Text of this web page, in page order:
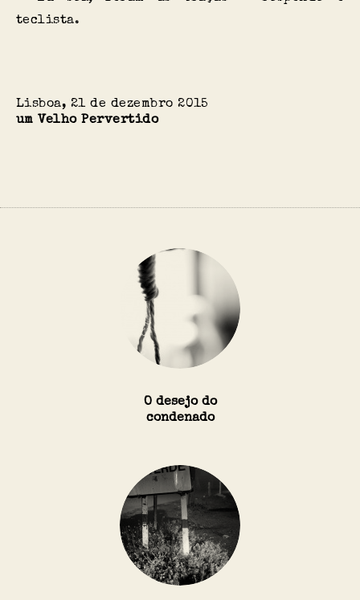
teclista.
Lisboa, 21 de dezembro 2015
um Velho Pervertido
O desejo do
condenado